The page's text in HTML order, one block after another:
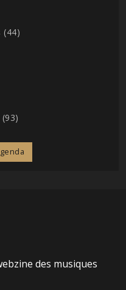
(44)
des musiques